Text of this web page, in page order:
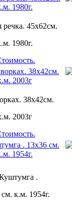
речка. 45х62см.
1980г.
38х42см.
2003г
.
к.м. 1954г.